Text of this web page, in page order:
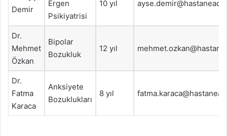
Demir
Ergen
Psikiyatrisi
10 yıl
Dr.
Mehmet
Özkan
Bipolar
Bozukluk
12 yıl
Dr.
Fatma
Karaca
Anksiyete
Bozuklukları
8 yıl